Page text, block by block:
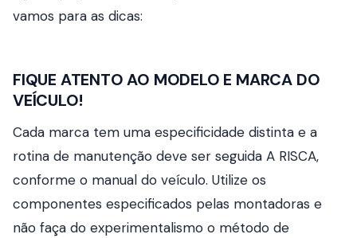
vamos para as dicas:
FIQUE ATENTO AO MODELO E MARCA DO
VEÍCULO!
Cada marca tem uma especificidade distinta e a
rotina de manutenção deve ser seguida A RISCA,
conforme o manual do veículo. Utilize os
componentes especificados pelas montadoras e
não faça do experimentalismo o método de